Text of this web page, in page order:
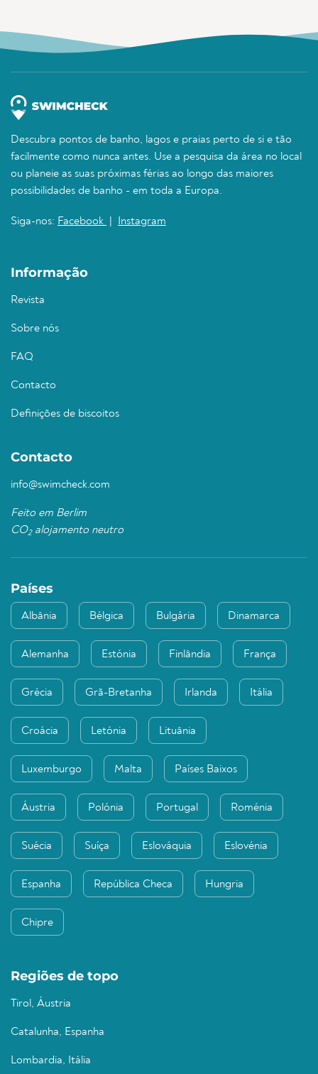
Descubra pontos de banho, lagos e praias perto de si e tão
facilmente como nunca antes. Use a pesquisa da área no local
ou planeie as suas próximas férias ao longo das maiores
possibilidades de banho - em toda a Europa.
Siga-nos: Facebook Instagram
Informação
Revista
Sobre nós
FAQ
Contacto
Definições de biscoitos
Contacto
info@swimcheck.com
Feito em Berlim
CO2alojamento neutro
Países
Albânia Bélgica Bulgária Dinamarca
Alemanha Estónia Finlândia França
Grécia Grã-Bretanha Irlanda Itália
Croácia Letónia Lituânia
Luxemburgo Malta Países Baixos
Áustria Polónia Portugal Roménia
Suécia Suíça Eslováquia Eslovénia
Espanha República Checa Hungria
Chipre
Regiões de topo
Tirol, Áustria
Catalunha, Espanha
Lombardia, Itália